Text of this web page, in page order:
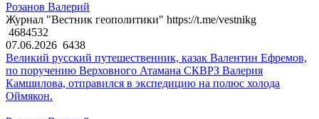
Розанов Валерий
Журнал "Вестник геополитики" https://t.me/vestnikg
4684532
07.06.2026 6438
Великий русский путешественник, казак Валентин Ефремов,
по поручению Верховного Атамана СКВРЗ Валерия
Камшилова, отправился в экспедицию на полюс холода
Оймякон.